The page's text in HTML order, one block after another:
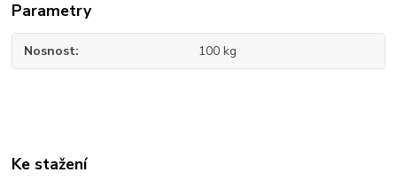
Parametry
Nosnost 100 kg
Ke stažení